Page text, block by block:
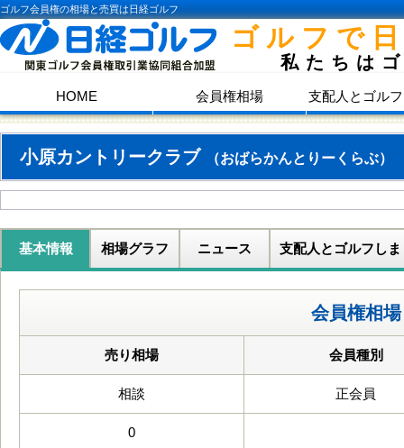
ゴルフ会員権の相場と売買は日経ゴルフ
ゴルフで
私たちは
HOME 会員権相場 支配人とゴル
小原カントリークラブ （おばらかんとりーくらぶ）
基本情報 相場グラフ ニュース 支配人とゴルフしま
会員権相場
売り相場 会員種別
相談 正会員
0